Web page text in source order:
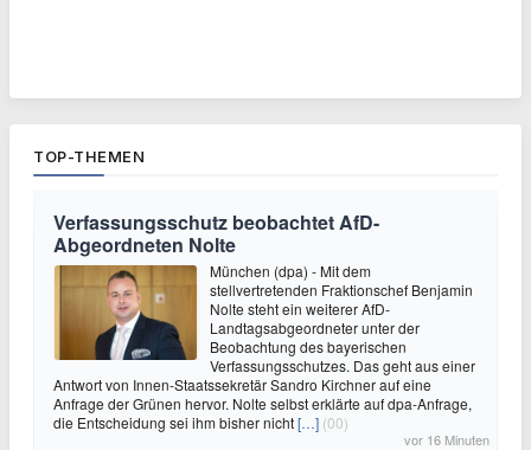
TOP-THEMEN
Verfassungsschutz beobachtet AfD-
Abgeordneten Nolte
München (dpa) - Mit dem
stellvertretenden Fraktionschef Benjamin
Nolte steht ein weiterer AfD-
Landtagsabgeordneter unter der
Beobachtung des bayerischen
Verfassungsschutzes. Das geht aus einer
Antwort von Innen-Staatssekretär Sandro Kirchner auf eine
Anfrage der Grünen hervor. Nolte selbst erklärte auf dpa-Anfrage,
die Entscheidung sei ihm bisher nicht[…] (00)
vor 16 Minuten